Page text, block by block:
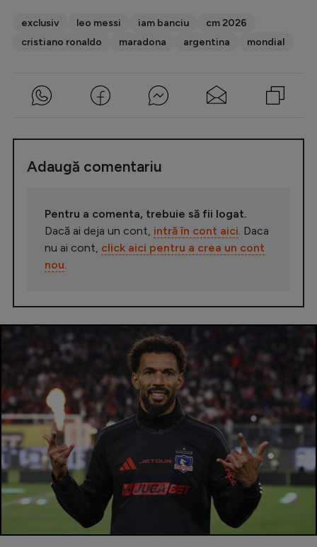
exclusiv leo messi iam banciu
cm 2026
cristiano ronaldo
maradona argentina mondial
Adaugă comentariu
Pentru a comenta, trebuie să fii logat.
Dacă ai deja un cont, intră în cont aici. Daca
nu ai cont, click aici pentru a crea un cont
nou.